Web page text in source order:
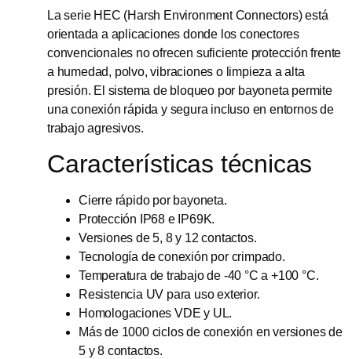
La serie HEC (Harsh Environment Connectors) está
orientada a aplicaciones donde los conectores
convencionales no ofrecen suficiente protección frente
a humedad, polvo, vibraciones o limpieza a alta
presión. El sistema de bloqueo por bayoneta permite
una conexión rápida y segura incluso en entornos de
trabajo agresivos.
Características técnicas
Cierre rápido por bayoneta.
Protección IP68 e IP69K.
Versiones de 5, 8 y 12 contactos.
Tecnología de conexión por crimpado.
Temperatura de trabajo de -40 °C a +100 °C.
Resistencia UV para uso exterior.
Homologaciones VDE y UL.
Más de 1000 ciclos de conexión en versiones de
5 y 8 contactos.